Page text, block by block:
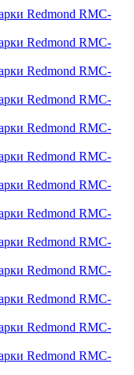
Redmond RMC-
Redmond RMC-
Redmond RMC-
Redmond RMC-
Redmond RMC-
Redmond RMC-
Redmond RMC-
Redmond RMC-
Redmond RMC-
Redmond RMC-
Redmond RMC-
Redmond RMC-
Redmond RMC-